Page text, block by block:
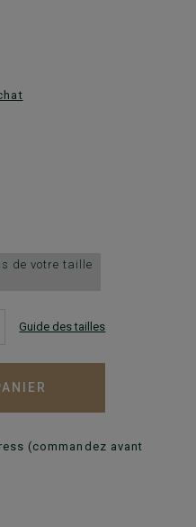
de votre taille
Guide des tailles
(commandez avant